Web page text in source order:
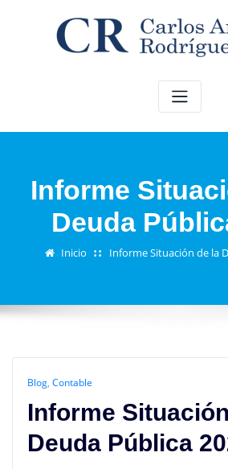
Informe
Deuda
Inicio Informe Situación de la
Blog, Contable
Informe
Deuda Pública